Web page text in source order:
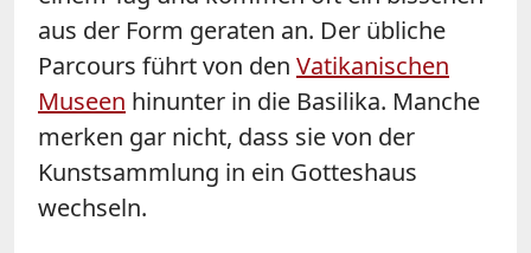
aus der Form geraten an. Der übliche
Parcours führt von den Vatikanischen
Museen hinunter in die Basilika. Manche
merken gar nicht, dass sie von der
Kunstsammlung in ein Gotteshaus
wechseln.